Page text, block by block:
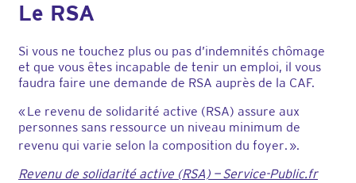
Le RSA
Si vous ne touchez plus ou pas d’indemnités chômage
et que vous êtes incapable de tenir un emploi, il vous
faudra faire une demande de RSA auprès de la CAF.
« Le revenu de solidarité active (RSA) assure aux
personnes sans ressource un niveau minimum de
revenu qui varie selon la composition du foyer. ».
Revenu de solidarité active (RSA) — Service-Public.fr